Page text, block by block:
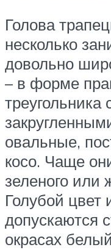
Голова
несколько
довольно
– в форме
треугольника
овальные,
косо. Чаще
зеленого или
Голубой цвет
допускаются
окрасах